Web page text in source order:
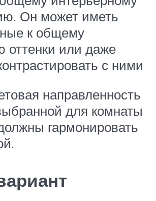
Он может иметь
к общему
оттенки или даже
с ними
направленность
для комнаты
гармонировать